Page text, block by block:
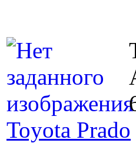
Toyota Prado